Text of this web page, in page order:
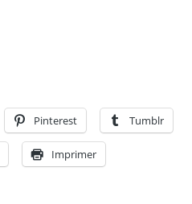
Pinterest Tumblr
Imprimer